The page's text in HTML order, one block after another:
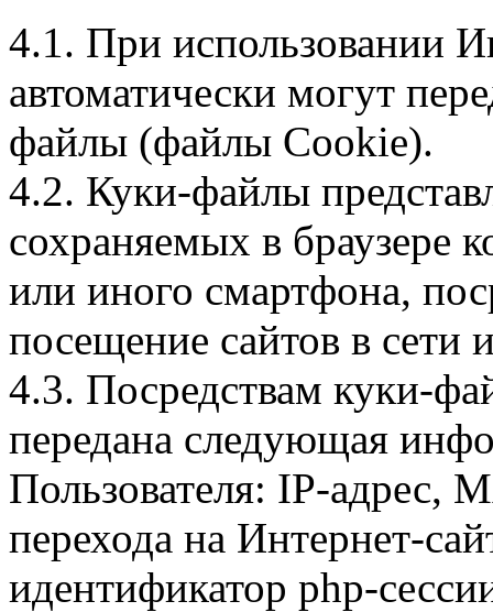
4.1. При использовании
автоматически могут
файлы (файлы Cookie).
4.2. Куки-файлы
сохраняемых в браузере
или иного смартфона,
посещение сайтов в сети
4.3. Посредствам куки-
передана следующая
Пользователя: IP-адрес,
перехода на Интернет-
идентификатор php-